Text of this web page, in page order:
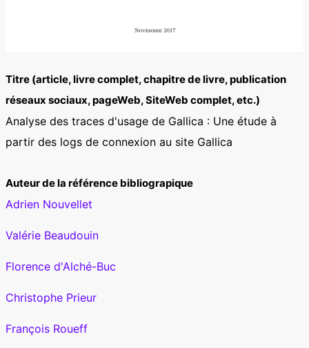
Titre (article, livre complet, chapitre de livre, publication
réseaux sociaux, pageWeb, SiteWeb complet, etc.)
Analyse des traces d'usage de Gallica : Une étude à
partir des logs de connexion au site Gallica
Auteur de la référence bibliograpique
Adrien Nouvellet
Valérie Beaudouin
Florence d'Alché-Buc
Christophe Prieur
François Roueff